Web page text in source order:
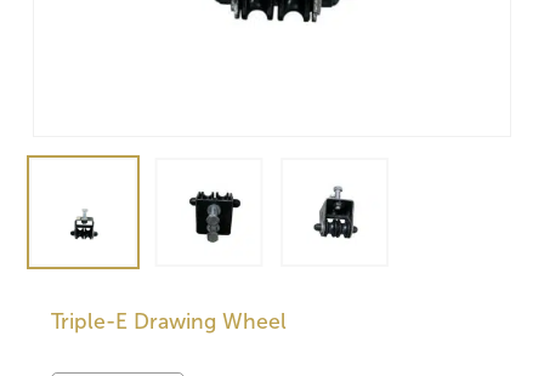
Triple-E Drawing Wheel